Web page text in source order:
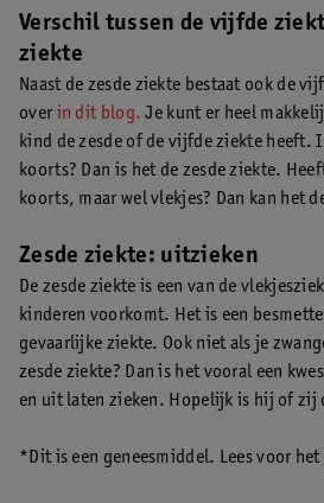
Verschil tussen de vijfde
ziekte
Naast de zesde ziekte bestaat ook de
over in dit blog. Je kunt er heel
kind de zesde of de vijfde ziekte heeft.
koorts? Dan is het de zesde ziekte.
koorts, maar wel vlekjes? Dan kan het
Zesde ziekte: uitzieken
De zesde ziekte is een van de
kinderen voorkomt. Het is een
gevaarlijke ziekte. Ook niet als je
zesde ziekte? Dan is het vooral een
en uit laten zieken. Hopelijk is hij of zij
*Dit is een geneesmiddel. Lees voor